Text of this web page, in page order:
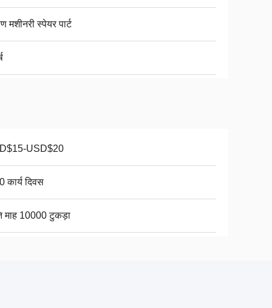
मशीनरी स्पेयर पार्ट
USD$20
कार्य दिवस
माह 10000 टुकड़ा